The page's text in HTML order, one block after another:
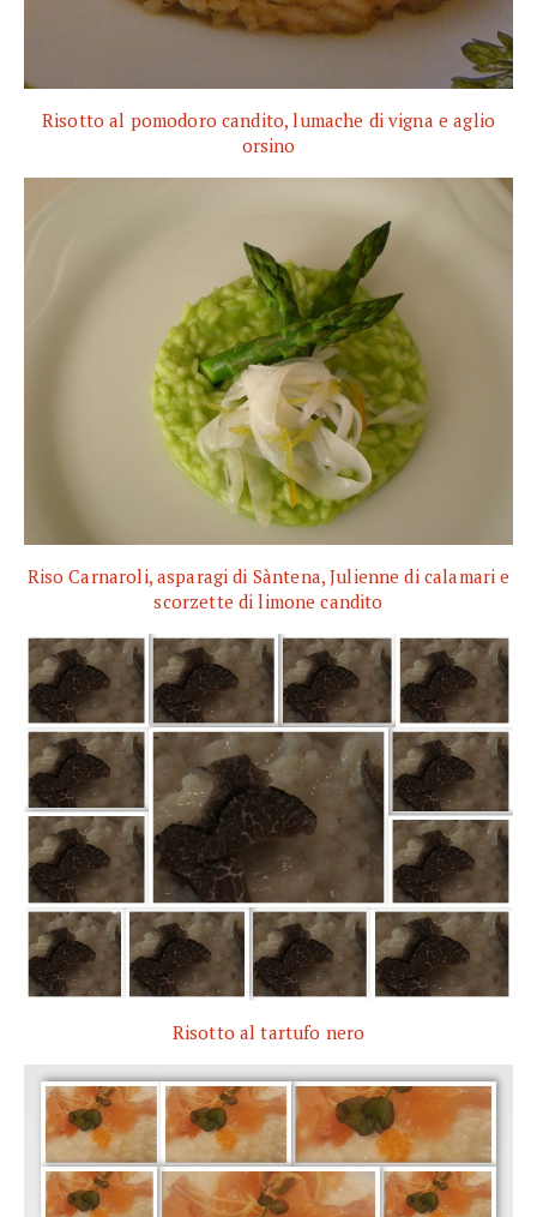
Risotto al pomodoro candito, lumache di vigna e aglio
orsino
Riso Carnaroli, asparagi di Sàntena, Julienne di calamari e
scorzette di limone candito
Risotto al tartufo nero